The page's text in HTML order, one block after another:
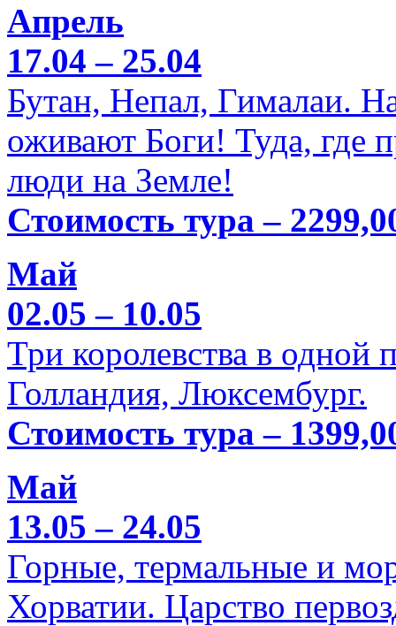
Апрель
17.04 – 25.04
Бутан, Непал, Гималаи.
оживают Боги! Туда, где
люди на Земле!
Стоимость тура –
Май
02.05 – 10.05
Три королевства в одной
Голландия, Люксембург.
Стоимость тура –
Май
13.05 – 24.05
Горные, термальные и
Хорватии. Царство